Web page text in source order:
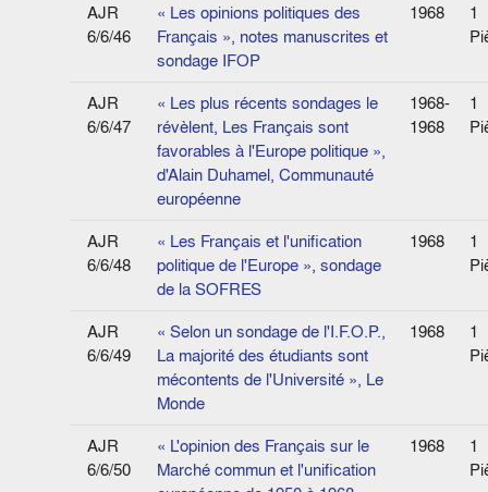
AJR
6/6/46
« Les opinions politiques des
Français », notes manuscrites et
sondage IFOP
1968
1
AJR
6/6/47
« Les plus récents sondages le
révèlent, Les Français sont
favorables à l'Europe politique »,
d'Alain Duhamel, Communauté
européenne
1968-
1968
1
AJR
6/6/48
« Les Français et l'unification
politique de l'Europe », sondage
de la SOFRES
1968
1
AJR
6/6/49
« Selon un sondage de l'I.F.O.P.,
La majorité des étudiants sont
mécontents de l'Université », Le
Monde
1968
1
AJR
6/6/50
« L'opinion des Français sur le
Marché commun et l'unification
1968
1